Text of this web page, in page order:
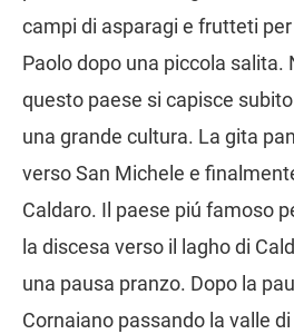
campi di asparagi e frutteti
Paolo dopo una piccola salita.
questo paese si capisce
una grande cultura. La gita
verso San Michele e
Caldaro. Il paese piú famoso
la discesa verso il lagho di
una pausa pranzo. Dopo la
Cornaiano passando la valle